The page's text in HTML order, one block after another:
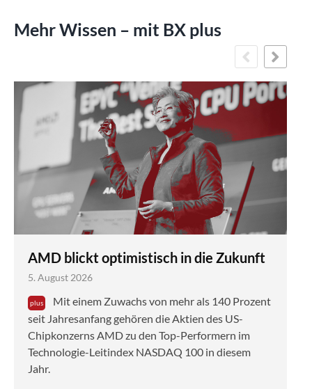
Mehr Wissen – mit BX plus
AMD blickt optimistisch in die Zukunft
5. August 2026
Mit einem Zuwachs von mehr als 140 Prozent
seit Jahresanfang gehören die Aktien des US-
Chipkonzerns AMD zu den Top-Performern im
Technologie-Leitindex NASDAQ 100 in diesem
Jahr.